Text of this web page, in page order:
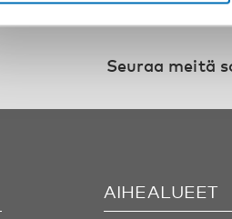
Seuraa meitä
AIHEALUEET